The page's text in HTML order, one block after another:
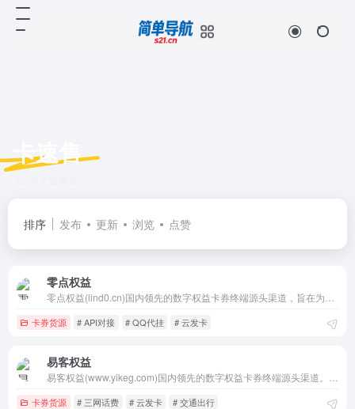
卡速售
排序 发布 更新 浏览 点赞
零点权益
卡券货源 # API对接 # QQ代挂 # 云发卡
易客权益
卡券货源 # 三网话费 # 云发卡 # 交通出行